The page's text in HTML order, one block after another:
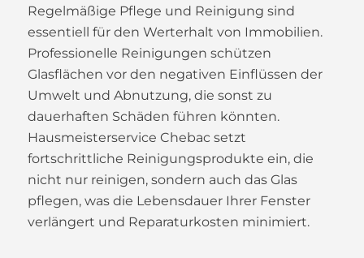
Regelmäßige Pflege und Reinigung sind
essentiell für den Werterhalt von Immobilien.
Professionelle Reinigungen schützen
Glasflächen vor den negativen Einflüssen der
Umwelt und Abnutzung, die sonst zu
dauerhaften Schäden führen könnten.
Hausmeisterservice Chebac setzt
fortschrittliche Reinigungsprodukte ein, die
nicht nur reinigen, sondern auch das Glas
pflegen, was die Lebensdauer Ihrer Fenster
verlängert und Reparaturkosten minimiert.